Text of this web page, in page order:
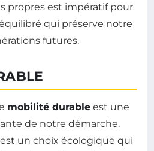
propres est impératif pour
qui préserve notre
futures.
mobilité durable est une
de notre démarche.
un choix écologique qui